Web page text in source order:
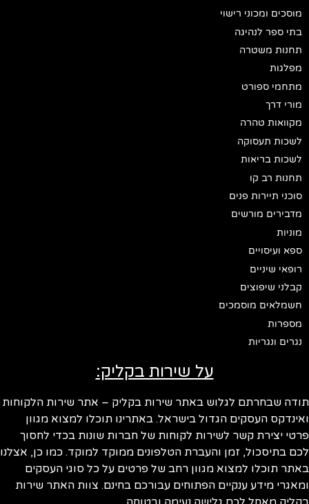
מוסכים ומכוני רישוי
בתי ספר לנהיגה
תחנות משטרה
מפלגות
מתחמי ספורט
מורי דרך
מקוואות טהרה
לשכות תעסוקה
לשכות בריאות
תחנות רב קו
סוכני תיירות פנים
מדבירים מורשים
מוניות
ספא ועיסויים
רופאי שיניים
קבלני שיפוצים
חשמלאים מוסמכים
מספרות
נגרים ונגריות
על שירות בקליק:
תודה שבחרתם לגלוש באתר שירות בקליק – אתר שירות הלקוחות
ואינדקס העסקים הגדול בישראל. באתרינו תוכלו למצוא מגוון
פרטי יצירת קשר לשירות לקוחות של חברות שונות בכדי לחסוך
לכם בתיסכול, זמן והעברת הטלפונים ממוקד למוקד. כמו כן, אצלנו
באתר תוכלו למצוא מגוון רחב של פרטים על כל סוגי העסקים
ומאגרי מידע ענקיים הפתוחים עבורכם בחינם. צוות האתר שירות